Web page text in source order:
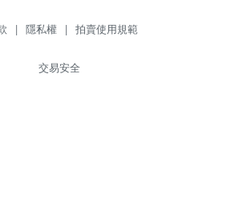
| 隱私權 | 拍賣使用規範
交易安全